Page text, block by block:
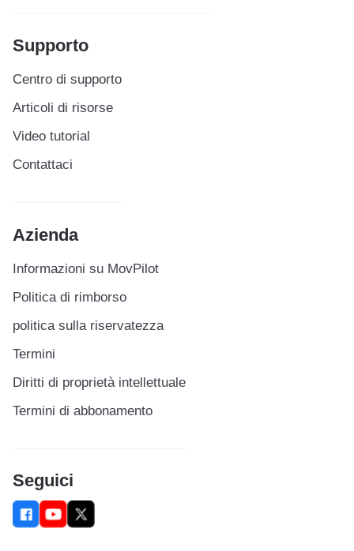
Supporto
Centro di supporto
Articoli di risorse
Video tutorial
Contattaci
Azienda
Informazioni su MovPilot
Politica di rimborso
politica sulla riservatezza
Termini
Diritti di proprietà intellettuale
Termini di abbonamento
Seguici